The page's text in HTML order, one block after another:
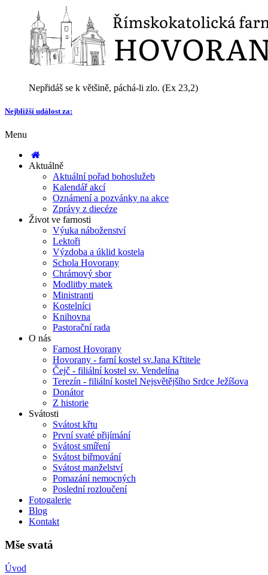
Nepřidáš se k většině, páchá-li zlo. (Ex 23,2)
Nejbližší událost za:
Menu
Aktuálně
Aktuální pořad bohoslužeb
Kalendář akcí
Oznámení a pozvánky na akce
Zprávy z diecéze
Život ve farnosti
Výuka náboženství
Lektoři
Výzdoba a úklid kostela
Schola Hovorany
Chrámový sbor
Modlitby matek
Ministranti
Kostelníci
Knihovna
Pastorační rada
O nás
Farnost Hovorany
Hovorany - farní kostel sv.Jana Křtitele
Čejč - filiální kostel sv. Vendelína
Terezín - filiální kostel Nejsvětějšího Srdce Ježíšova
Donátor
Z historie
Svátosti
Svátost křtu
První svaté přijímání
Svátost smíření
Svátost biřmování
Svátost manželství
Pomazání nemocných
Poslední rozloučení
Fotogalerie
Blog
Kontakt
Mše svatá
Úvod